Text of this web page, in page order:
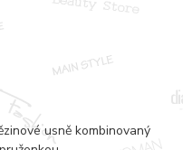
usně kombinovaný